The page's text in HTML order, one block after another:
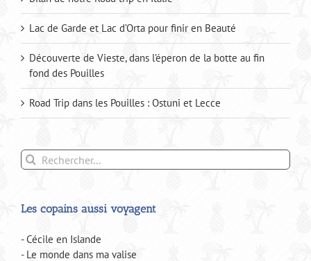
Lac de Garde et Lac d’Orta pour finir en Beauté
Découverte de Vieste, dans l’éperon de la botte au fin
fond des Pouilles
Road Trip dans les Pouilles : Ostuni et Lecce
Rechercher:
Les copains aussi voyagent
- Cécile en Islande
- Le monde dans ma valise